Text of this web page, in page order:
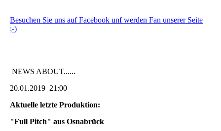
Besuchen Sie uns auf Facebook unf werden Fan unserer Seite
;-)
NEWS ABOUT......
20.01.2019 21:00
Aktuelle letzte Produktion:
"Full Pitch" aus Osnabrück